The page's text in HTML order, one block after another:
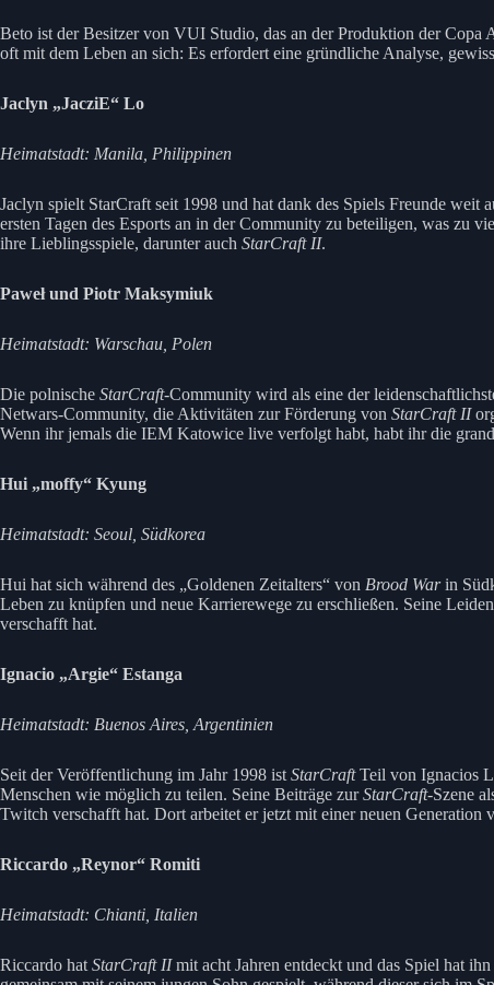
Beto ist der Besitzer von VUI Studio, das an der Produktion der
oft mit dem Leben an sich: Es erfordert eine gründliche Analyse,
Jaclyn „JacziE“ Lo
Heimatstadt: Manila, Philippinen
Jaclyn spielt StarCraft seit 1998 und hat dank des Spiels Freunde
ersten Tagen des Esports an in der Community zu beteiligen, was zu
ihre Lieblingsspiele, darunter auch StarCraft II.
Pawełund Piotr Maksymiuk
Heimatstadt: Warschau, Polen
Die polnische StarCraft-Community wird als eine der
Netwars-Community, die Aktivitäten zur Förderung von StarCraft II
Wenn ihr jemals die IEM Katowice live verfolgt habt, habt ihr die
Hui „moffy“ Kyung
Heimatstadt: Seoul, Südkorea
Hui hat sich während des „Goldenen Zeitalters“ von Brood Warin
Leben zu knüpfen und neue Karrierewege zu erschließen. Seine
verschafft hat.
Ignacio „Argie“ Estanga
Heimatstadt: Buenos Aires, Argentinien
Seit der Veröffentlichung im Jahr 1998 ist StarCraftTeil von Ignacios
Menschen wie möglich zu teilen. Seine Beiträge zurStarCraft-Szene
Twitch verschafft hat. Dort arbeitet er jetzt mit einer neuen Generation
Riccardo „Reynor“ Romiti
Heimatstadt: Chianti, Italien
Riccardo hat StarCraft IImit acht Jahren entdeckt und das Spiel hat